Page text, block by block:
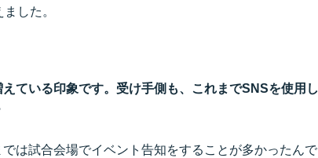
した。
ている印象です。受け手側も、これまでSNSを使用し
は試合会場でイベント告知をすることが多かったんで